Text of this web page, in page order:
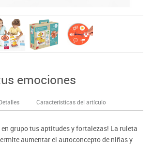
emociones
Características del artículo
en grupo tus aptitudes y fortalezas! La ruleta
aumentar el autoconcepto de niñas y